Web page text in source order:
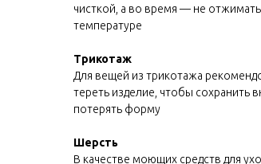
чисткой, а во время — не
температуре
Трикотаж
Для вещей из трикотажа
тереть изделие, чтобы сохранить
потерять форму
Шерсть
В качестве моющих средств для